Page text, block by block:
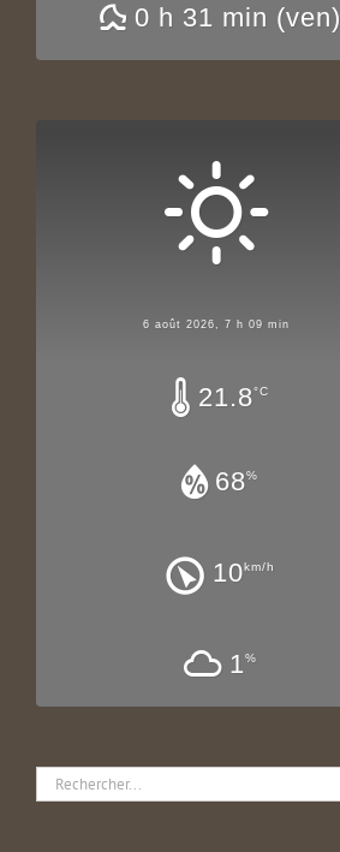
0 h 31 min (ven)
6 août 2026, 7 h 09 min
21.8°C
68%
10km/h
1%
Rechercher: